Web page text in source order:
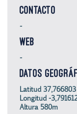
CONTACTO
-
WEB
-
DATOS
Latitud 37,766803
Longitud -
Altura 580m